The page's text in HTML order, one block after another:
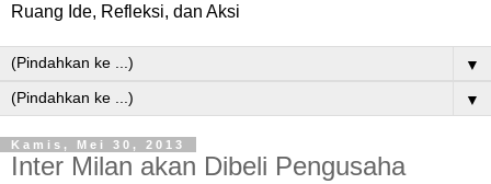
Ruang Ide, Refleksi, dan Aksi
▼
▼
Kamis, Mei 30, 2013
Inter Milan akan Dibeli Pengusaha